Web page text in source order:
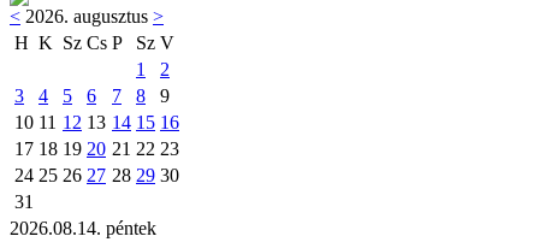
< 2026. augusztus >
H K Sz Cs P Sz V
1
2
3
4 5 6 7 8
9
10 11 12 13 14 15 16
17 18 19 20 21 22 23
24 25 26 27 28 29 30
31
2026.08.14. péntek